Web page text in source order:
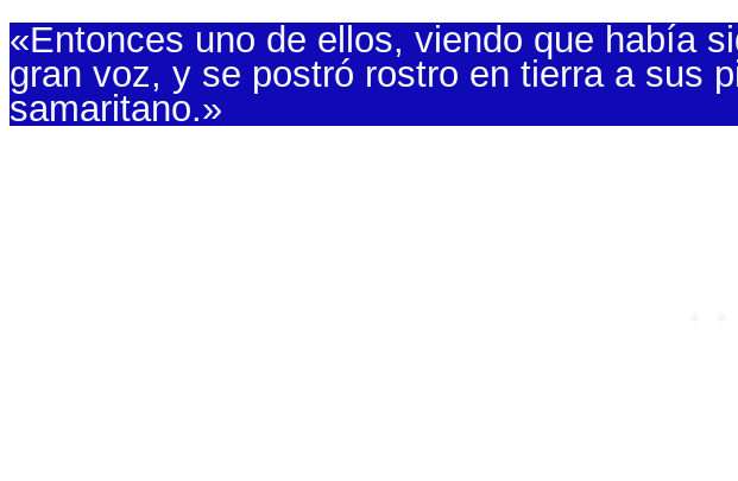
«Entonces uno de ellos, viendo que había
gran voz, y se postró rostro en tierra a sus
samaritano.»